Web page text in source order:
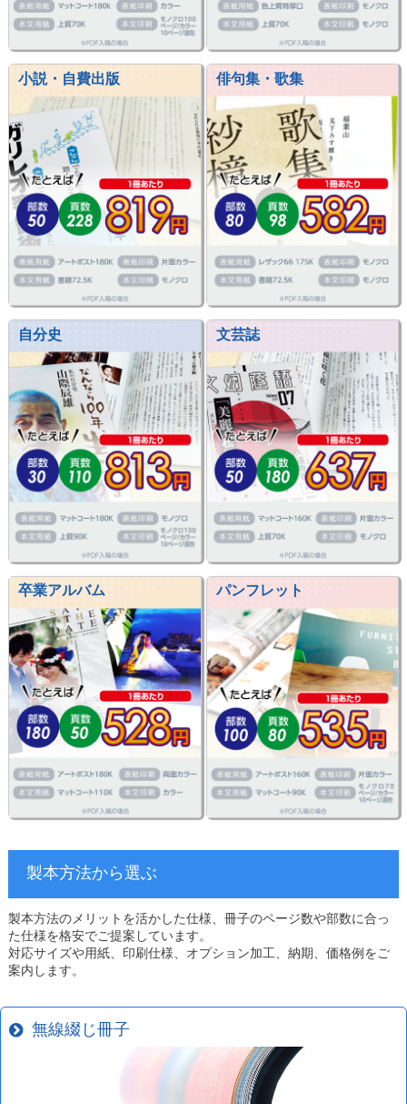
小説・自費出版 俳句集・歌集
自分史 文芸誌
卒業アルバム パンフレット
製本方法から選ぶ
製本方法のメリットを活かした仕様、冊子のページ数や部数に合っ
た仕様を格安でご提案しています。
対応サイズや用紙、印刷仕様、オプション加工、納期、価格例をご
案内します。
無線綴じ冊子